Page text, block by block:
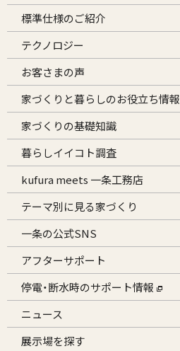
標準仕様のご紹介
テクノロジー
お客さまの声
家づくりと暮らしのお役立ち情報
家づくりの基礎知識
暮らしイイコト調査
kufura meets 一条工務店
テーマ別に見る家づくり
一条の公式SNS
アフターサポート
停電・断水時のサポート情報
ニュース
展示場を探す